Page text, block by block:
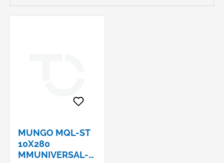
MUNGO MQL-ST
10X280
MMUNIVERSAL-